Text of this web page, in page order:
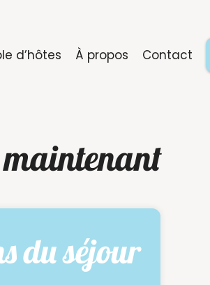
d’hôtes À propos Contact
maintenant
du séjour